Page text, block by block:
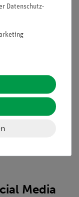
& Showroom
&
& Schulungen
Media
Daten­schutz­